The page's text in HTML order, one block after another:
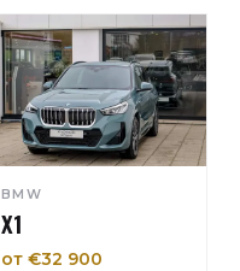
BMW
X1
от €32 900